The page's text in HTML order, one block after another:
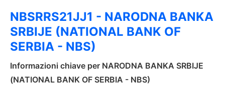
NBSRRS21JJ1 - NARODNA BANKA
SRBIJE (NATIONAL BANK OF
SERBIA - NBS)
Informazioni chiave per NARODNA BANKA SRBIJE
(NATIONAL BANK OF SERBIA - NBS)